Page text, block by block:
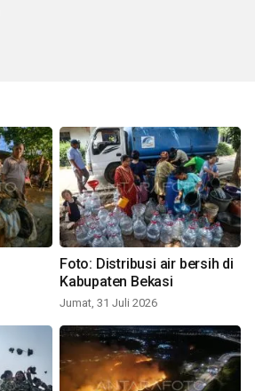
Foto: Distribusi air bersih di
Kabupaten Bekasi
Jumat, 31 Juli 2026